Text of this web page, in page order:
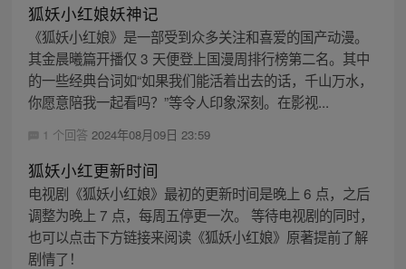
狐妖小红娘妖神记
《狐妖小红娘》是一部受到众多关注和喜爱的国产动漫。
其金晨曦篇开播仅 3 天便登上国漫周排行榜第二名。其中
的一些经典台词如“如果我们能活着出去的话，千山万水，
你愿意陪我一起看吗？”等令人印象深刻。在影视...
1 个回答 2024年08月09日 23:59
狐妖小红更新时间
电视剧《狐妖小红娘》最初的更新时间是晚上 6 点，之后
调整为晚上 7 点，每周五停更一次。 等待电视剧的同时，
也可以点击下方链接来阅读《狐妖小红娘》原著提前了解
剧情了！